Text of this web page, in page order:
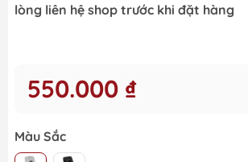
lòng liên hệ shop trước khi đặt hàng
550.000 ₫
Màu Sắc